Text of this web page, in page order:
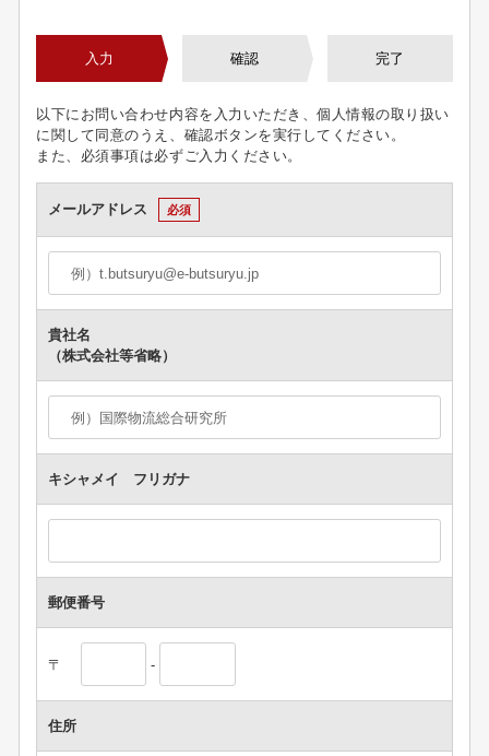
入力 確認 完了
以下にお問い合わせ内容を入力いただき、個人情報の取り扱い
に関して同意のうえ、確認ボタンを実行してください。
また、必須事項は必ずご入力ください。
メールアドレス 必須
貴社名
（株式会社等省略）
キシャメイ フリガナ
郵便番号
〒 -
住所